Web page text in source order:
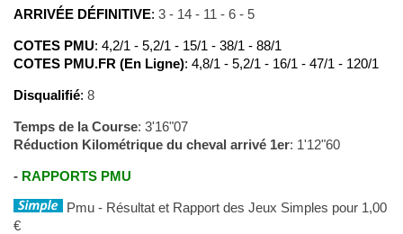
ARRIVÉE DÉFINITIVE: 3 - 14 - 11 - 6 - 5
COTES PMU: 4,2/1 - 5,2/1 - 15/1 - 38/1 - 88/1
COTES PMU.FR (En Ligne): 4,8/1 - 5,2/1 - 16/1 - 47/1 - 120/1
Disqualifié: 8
Temps de la Course: 3'16"07
Réduction Kilométrique du cheval arrivé 1er: 1'12"60
- RAPPORTS PMU
Pmu - Résultat et Rapport des Jeux Simples pour 1,00
€